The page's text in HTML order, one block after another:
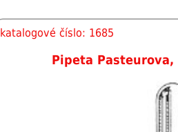
katalogové číslo: 1685
Pipeta